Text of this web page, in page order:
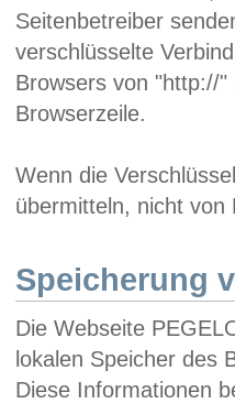
Seitenbetreiber
verschlüsselte
Browsers von "http://
Browserzeile.
Wenn die
übermitteln, nicht von
Speicherung
Die Webseite
lokalen Speicher des
Diese Informationen